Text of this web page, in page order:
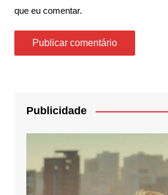
que eu comentar.
Publicidade